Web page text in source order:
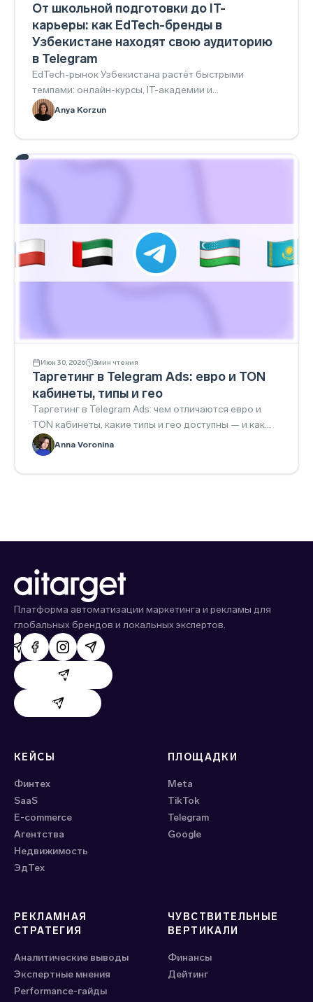
От школьной подготовки до IT-
карьеры: как EdTech-бренды в
Узбекистане находят свою аудиторию
в Telegram
EdTech-рынок Узбекистана растёт быстрыми
темпами: онлайн-курсы, IT-академии и
образовательные платформы активно конкурируют
за внимание аудитории.
Anya Korzun
Июн 30, 2026 3мин чтения
Таргетинг в Telegram Ads: евро и TON
кабинеты, типы и гео
Таргетинг в Telegram Ads: чем отличаются евро и
TON кабинеты, какие типы и гео доступны — и как
всё настроить.
Anna Voronina
Платформа автоматизации маркетинга и рекламы для
глобальных брендов и локальных экспертов.
Поддержка AdHand
Поддержка Evido
КЕЙСЫ
Финтех
SaaS
E-commerce
Агентства
Недвижимость
ЭдТех
ПЛОЩАДКИ
Meta
ТikTok
Telegram
Google
РЕКЛАМНАЯ
СТРАТЕГИЯ
Аналитические выводы
Экспертные мнения
Performance-гайды
ЧУВСТВИТЕЛЬНЫЕ
ВЕРТИКАЛИ
Финансы
Дейтинг